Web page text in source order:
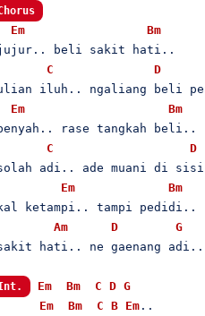
Em
Bm
beli sakit hati..
C
D
iluh.. ngaliang beli
Em
Bm
rase tangkah beli..
C
D
adi.. ade muani di
Em
Bm
ketampi.. tampi pedidi..
Am
D
G
hati.. ne gaenang adi..
Em Bm C D G
Em
Bm C B Em ..